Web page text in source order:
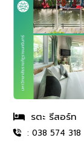
รตะ รีสอร์ท
: 038 574 318